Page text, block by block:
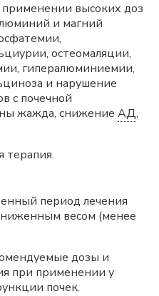
высоких доз
и магний
остеомаляции,
гипералюминиемии,
и нарушение
с почечной
жажда, снижение АД,
терапия.
период лечения
весом (менее
дозы и
при применении у
почек.